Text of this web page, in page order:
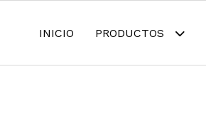
INICIO PRODUCTOS